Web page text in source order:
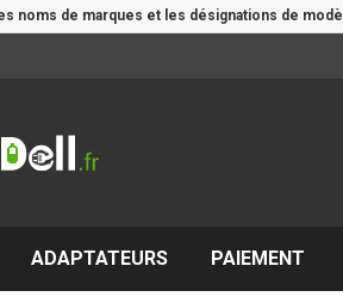
noms de marques et les désignations de
ADAPTATEURS PAIEMENT